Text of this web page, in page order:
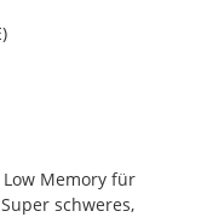
Memory für
schweres,